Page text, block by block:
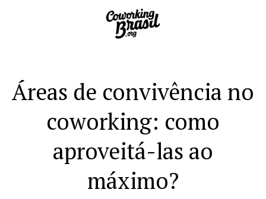
Áreas de convivência no
coworking: como
aproveitá-las ao
máximo?